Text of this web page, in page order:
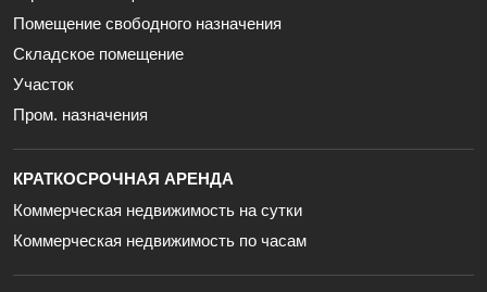
Помещение свободного назначения
Складское помещение
Участок
Пром. назначения
КРАТКОСРОЧНАЯ АРЕНДА
Коммерческая недвижимость на сутки
Коммерческая недвижимость по часам